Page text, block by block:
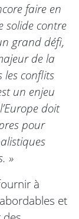
faire en
solide contre
grand défi,
de la
les conflits
un enjeu
doit
pour
»
à
et